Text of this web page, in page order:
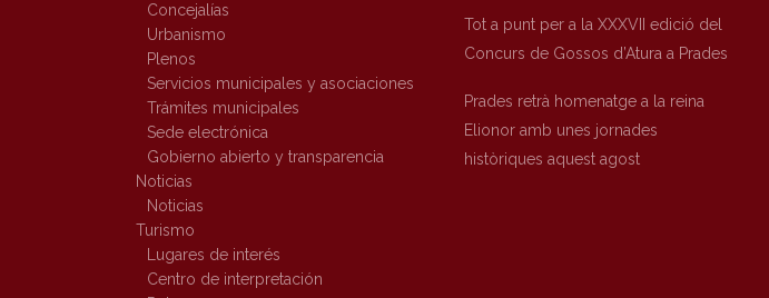
Concejalías
Urbanismo
Plenos
Servicios municipales y asociaciones
Trámites municipales
Sede electrónica
Gobierno abierto y transparencia
Noticias
Noticias
Turismo
Lugares de interés
Centro de interpretación
Tot a punt per a la XXXVII edició del
Concurs de Gossos d’Atura a Prades
Prades retrà homenatge a la reina
Elionor amb unes jornades
històriques aquest agost